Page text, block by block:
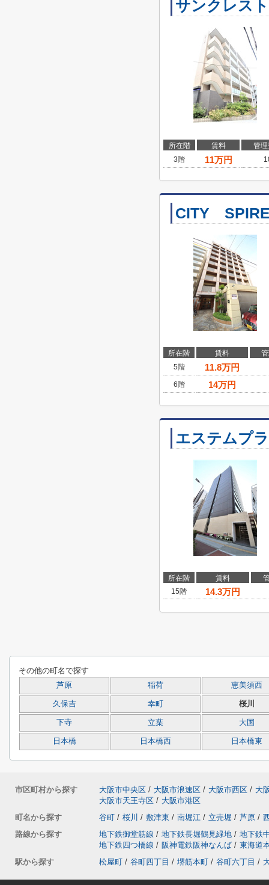
サンクレスト
所在階 賃料
管
3階
11万円
CITY
所在階 賃料
5階
11.8万円
6階 14万円
エステムプ
所在階 賃料
15階
14.3万円
その他の町名で探す
芦原 稲荷 恵美須西
久保吉 幸町 桜川
下寺 立葉 大国
日本橋 日本橋西 日本橋東
市区町村から探す 大阪市中央区 / 大阪市浪速区 / 大阪市西区 / 大
大阪市天王寺区 / 大阪市港区
町名から探す
谷町 / 桜川 / 敷津東 / 南堀江 / 立売堀 / 芦原 /
路線から探す
地下鉄御堂筋線 / 地下鉄長堀鶴見緑地 / 地下鉄
地下鉄四つ橋線 / 阪神電鉄阪神なんば / 東海道
駅から探す
松屋町 / 谷町四丁目 / 堺筋本町 / 谷町六丁目 /